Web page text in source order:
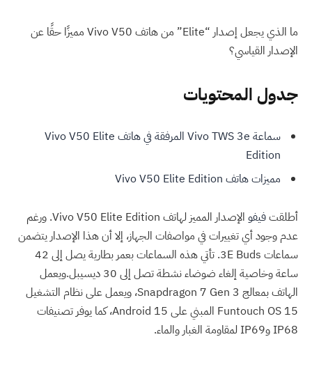
ما الذي يجعل إصدار “Elite” من هاتف Vivo V50 مميزًا حقًا عن
الإصدار القياسي؟
جدول المحتويات
سماعة Vivo TWS 3e المرفقة في هاتف Vivo V50 Elite
Edition
مميزات هاتف Vivo V50 Elite Edition
أطلقتفيفو
الإصدار المميز لهاتف Vivo V50 Elite Edition. ورغم
عدم وجود أي تغييرات في مواصفات الجهاز، إلا أن هذا الإصدار يتضمن
سماعات 3E Buds. تأتي هذه السماعات بعمر بطارية يصل إلى 42
ساعة وخاصية إلغاء ضوضاء نشطة تصل إلى 30 ديسيبل.ويعمل
الهاتف بمعالج Snapdragon 7 Gen 3، ويعمل على نظام التشغيل
Funtouch OS 15 المبني على Android 15، كما يوفر تصنيفات
IP68 وIP69 لمقاومة الغبار والماء.